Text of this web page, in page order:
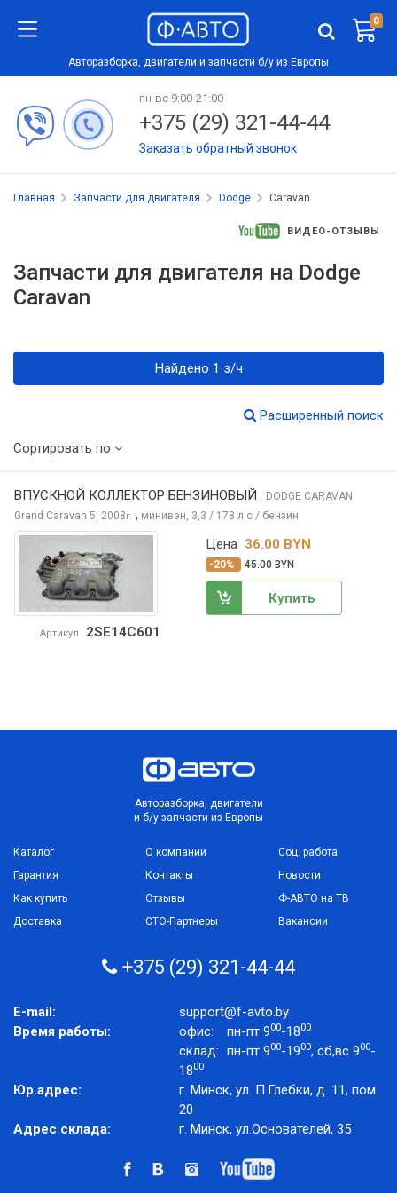
0
Авторазборка, двигатели и запчасти б/у из Европы
пн-вс 9:00-21:00
+375 (29) 321-44-44
Заказать обратный звонок
Главная Запчасти для двигателя Dodge Caravan
ВИДЕО-ОТЗЫВЫ
Запчасти для двигателя на Dodge
Caravan
Найдено 1 з/ч
Расширенный поиск
Сортировать по
ВПУСКНОЙ КОЛЛЕКТОР БЕНЗИНОВЫЙ
DODGE CARAVAN
Grand Caravan 5, 2008г. , минивэн, 3,3 / 178 л.с / бензин
Артикул 2SE14C601
Цена 36.00 BYN
-20% 45.00 BYN
Купить
Авторазборка, двигатели
и б/у запчасти из Европы
Каталог
Гарантия
Как купить
Доставка
О компании
Контакты
Отзывы
СТО-Партнеры
Соц. работа
Новости
Ф-АВТО на ТВ
Вакансии
+375 (29) 321-44-44
E-mail:
support@f-avto.by
Время работы:
офис: пн-пт 900-1800
склад: пн-пт 900-1900, сб,вс 900-
1800
Юр.адрес:
г. Минск, ул. П.Глебки, д. 11, пом.
20
Адрес склада:
г. Минск, ул.Основателей, 35